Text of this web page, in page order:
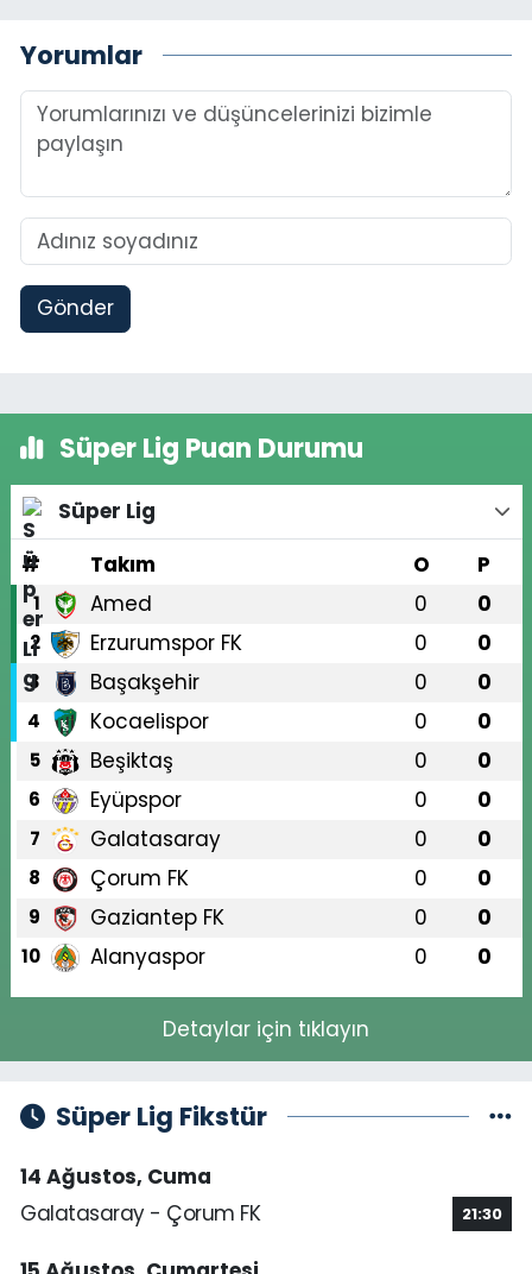
Yorumlar
Gönder
Süper Lig Puan Durumu
Süper Lig
#
Takım O P
1 Amed 0 0
2 Erzurumspor FK 0 0
3 Başakşehir 0 0
4 Kocaelispor 0 0
5 Beşiktaş 0 0
6 Eyüpspor 0 0
7 Galatasaray 0 0
8 Çorum FK 0 0
9 Gaziantep FK 0 0
10 Alanyaspor 0 0
Detaylar için tıklayın
Süper Lig Fikstür
14 Ağustos, Cuma
Galatasaray - Çorum FK
21:30